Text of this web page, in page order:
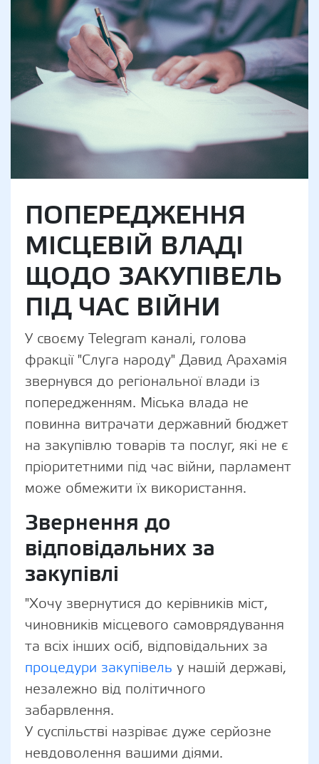
ПОПЕРЕДЖЕННЯ
МІСЦЕВІЙ ВЛАДІ
ЩОДО ЗАКУПІВЕЛЬ
ПІД ЧАС ВІЙНИ
У своєму Telegram каналі, голова
фракції "Слуга народу" Давид Арахамія
звернувся до регіональної влади із
попередженням. Міська влада не
повинна витрачати державний бюджет
на закупівлю товарів та послуг, які не є
пріоритетними під час війни, парламент
може обмежити їх використання.
Звернення до
відповідальних за
закупівлі
"Хочу звернутися до керівників міст,
чиновників місцевого самоврядування
та всіх інших осіб, відповідальних за
процедури закупівель у нашій державі,
незалежно від політичного
забарвлення.
У суспільстві назріває дуже серйозне
невдоволення вашими діями.